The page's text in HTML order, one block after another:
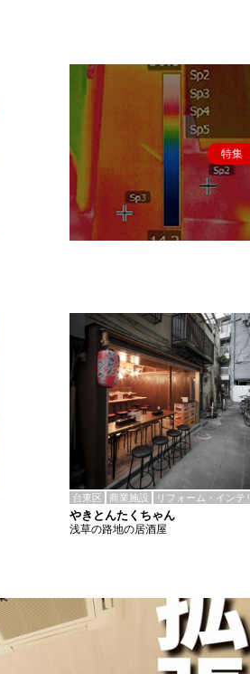
特集
台東区 商業施設 リフォーム・インテ
やきとんたくちゃん
浅草の路地の居酒屋